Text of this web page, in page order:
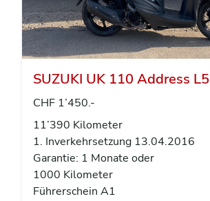
SUZUKI UK 110 Address L5
CHF 1’450.-
11’390 Kilometer
1. Inverkehrsetzung 13.04.2016
Garantie: 1 Monate oder
1000 Kilometer
Führerschein A1